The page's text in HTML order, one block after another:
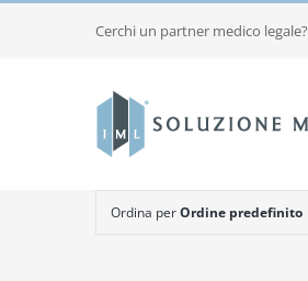
Cerchi un partner medico legale?
Ordina perOrdine predefinito